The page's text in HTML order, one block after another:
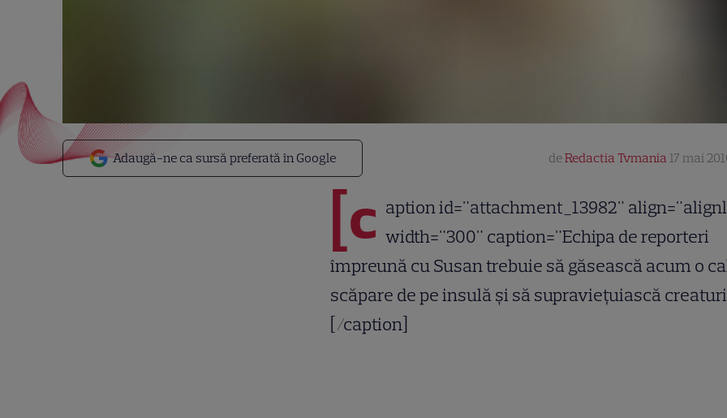
Adaugă-ne ca sursă preferată în Google deRedactia Tvmania 17 mai
[c aption id="attachment_13982"
width="300" caption="Echipa de reporteri
împreună cu Susan trebuie să găsească acum o
scăpare de pe insulă şi să supravieţuiască
[/caption]